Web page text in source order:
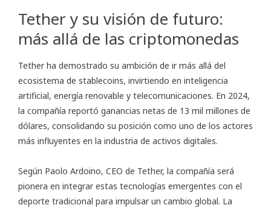
Tether y su visión de futuro:
más allá de las criptomonedas
Tether ha demostrado su ambición de ir más allá del
ecosistema de stablecoins, invirtiendo en inteligencia
artificial, energía renovable y telecomunicaciones. En 2024,
la compañía reportó ganancias netas de 13 mil millones de
dólares, consolidando su posición como uno de los actores
más influyentes en la industria de activos digitales.
Según Paolo Ardoino, CEO de Tether, la compañía será
pionera en integrar estas tecnologías emergentes con el
deporte tradicional para impulsar un cambio global. La